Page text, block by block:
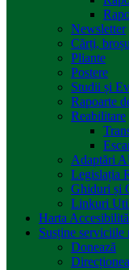
Newsletter
Cărți,
Pliante
Postere
Studii și
Rapoarte
Reabilitare
Adaptări
Legislația
Ghiduri și
Linkuri
Harta
Susține serviciile
Donează